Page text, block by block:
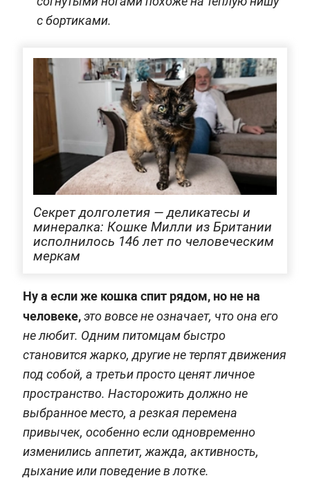
с бортиками.
Секрет долголетия — деликатесы и
минералка: Кошке Милли из Британии
исполнилось 146 лет по человеческим
меркам
Ну а если же кошка спит рядом, но не на
человеке,это вовсе не означает, что она его
не любит. Одним питомцам быстро
становится жарко, другие не терпят движения
под собой, а третьи просто ценят личное
пространство. Насторожить должно не
выбранное место, а резкая перемена
привычек, особенно если одновременно
изменились аппетит, жажда, активность,
дыхание или поведение в лотке.